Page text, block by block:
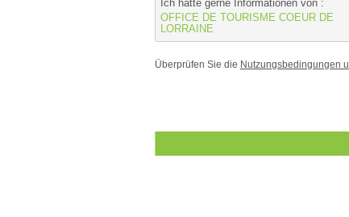
Ich hätte gerne Informationen von :
OFFICE DE TOURISME COEUR DE
LORRAINE
Überprüfen Sie die Nutzungsbedingungen